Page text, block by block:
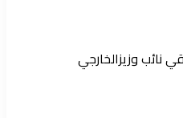
نائب وزيزالخارجي